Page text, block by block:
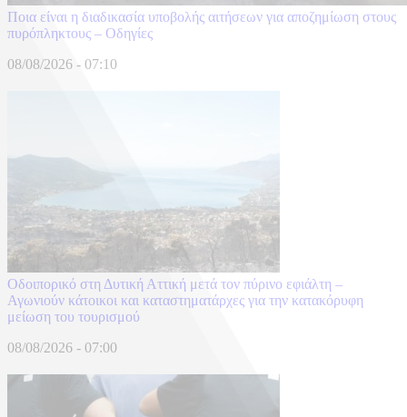
Ποια είναι η διαδικασία υποβολής αιτήσεων για αποζημίωση στους
πυρόπληκτους – Οδηγίες
08/08/2026 - 07:10
Οδοιπορικό στη Δυτική Αττική μετά τον πύρινο εφιάλτη –
Αγωνιούν κάτοικοι και καταστηματάρχες για την κατακόρυφη
μείωση του τουρισμού
08/08/2026 - 07:00